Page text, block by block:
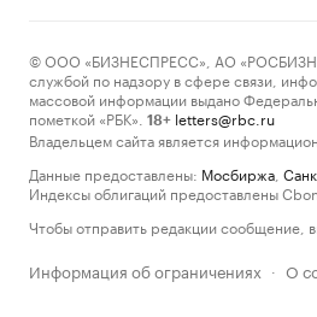
© ООО «БИЗНЕСПРЕСС», АО
службой по надзору в сфере связи,
массовой информации выдано
пометкой «РБК».
18+ letters@rbc.ru
Владельцем сайта является
Данные предоставлены: Мосбиржа
Индексы облигаций предоставлены
Чтобы отправить редакции сообщение,
Информация об ограничениях · О